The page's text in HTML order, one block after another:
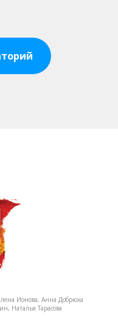
Ионова, Анна Добрюха
Наталья Тарасова